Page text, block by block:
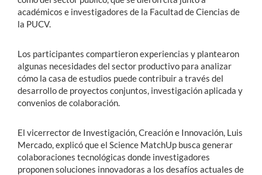
académicos e investigadores de la Facultad de Ciencias de
la PUCV.
Los participantes compartieron experiencias y plantearon
algunas necesidades del sector productivo para analizar
cómo la casa de estudios puede contribuir a través del
desarrollo de proyectos conjuntos, investigación aplicada y
convenios de colaboración.
El vicerrector de Investigación, Creación e Innovación, Luis
Mercado, explicó que el Science MatchUp busca generar
colaboraciones tecnológicas donde investigadores
proponen soluciones innovadoras a los desafíos actuales de